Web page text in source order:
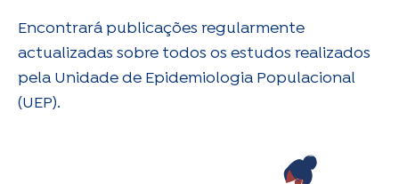
Encontrará publicações regularmente
actualizadas sobre todos os estudos realizados
pela Unidade de Epidemiologia Populacional
(UEP).